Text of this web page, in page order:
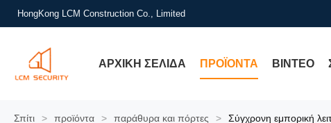
HongKong LCM Construction Co., Limited
ΑΡΧΙΚΉ ΣΕΛΊΔΑ ΠΡΟΪΌΝΤΑ ΒΊΝΤΕΟ
Σπίτι > προϊόντα > παράθυρα και πόρτες > Σύγχρονη εμπορική